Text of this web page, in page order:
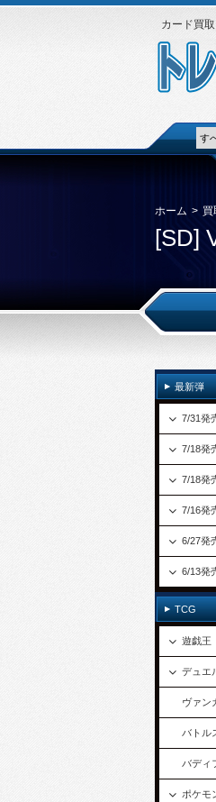
カード買
ホーム > 買
[SD]
最新弾
7/31発
7/18発
7/18発
7/16発
6/27発
6/13発
TCG
遊戯王
デュエ
ヴァン
バトル
バディ
ポケモ